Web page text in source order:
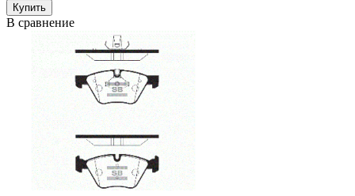
Купить
В сравнение